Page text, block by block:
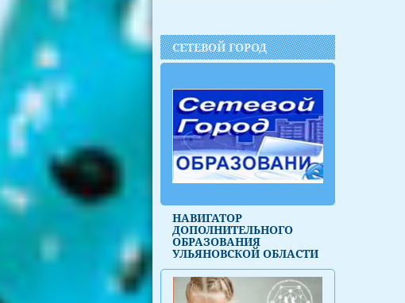
СЕТЕВОЙ ГОРОД
НАВИГАТОР
ДОПОЛНИТЕЛЬНОГО
ОБРАЗОВАНИЯ
УЛЬЯНОВСКОЙ ОБЛАСТИ